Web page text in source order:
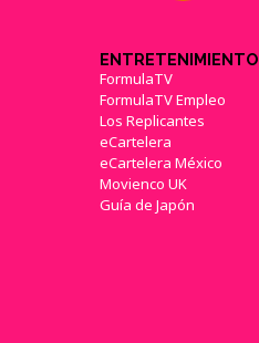
ENTRETENIMIENTO
FormulaTV
FormulaTV Empleo
Los Replicantes
eCartelera
eCartelera México
Movienco UK
Guía de Japón